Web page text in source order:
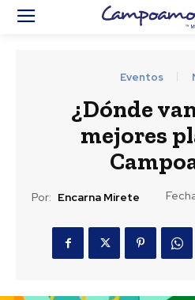
Eventos
¿Dónde
mejores
Por: Encarna Mirete